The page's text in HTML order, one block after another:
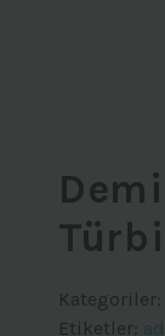
Kategoriler:
Etiketler: